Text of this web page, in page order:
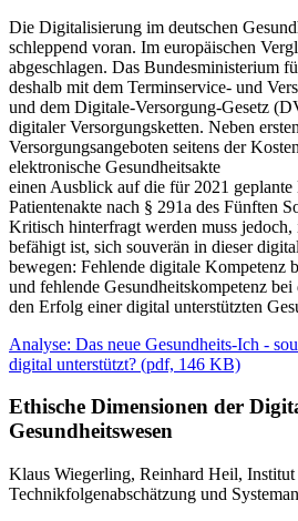
Die Digitalisierung im deutschen
schleppend voran. Im europäischen
abgeschlagen. Das Bundesministerium
deshalb mit dem Terminservice- und
und dem Digitale-Versorgung-Gesetz
digitaler Versorgungsketten. Neben
Versorgungsangeboten seitens der
elektronische Gesundheitsakte
einen Ausblick auf die für 2021 geplante
Patientenakte nach § 291a des Fünften
Kritisch hinterfragt werden muss
befähigt ist, sich souverän in dieser
bewegen: Fehlende digitale Kompetenz
und fehlende Gesundheitskompetenz bei
den Erfolg einer digital unterstützten
Analyse: Das neue Gesundheits-Ich -
digital unterstützt? (pdf, 146 KB)
Ethische Dimensionen der
Gesundheitswesen
Klaus Wiegerling, Reinhard Heil,
Technikfolgenabschätzung und